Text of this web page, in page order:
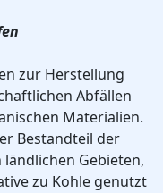
zur Herstellung
Abfällen
Materialien.
Bestandteil der
Gebieten,
zu Kohle genutzt